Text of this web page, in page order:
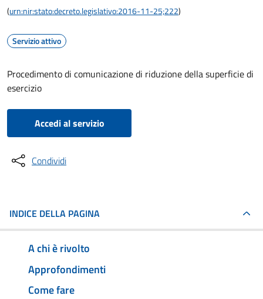
(urn:nir:stato:decreto.legislativo:2016-11-25;222)
Servizio attivo
Procedimento di comunicazione di riduzione della superficie di
esercizio
Accedi al servizio
Condividi
INDICE DELLA PAGINA
A chi è rivolto
Approfondimenti
Come fare